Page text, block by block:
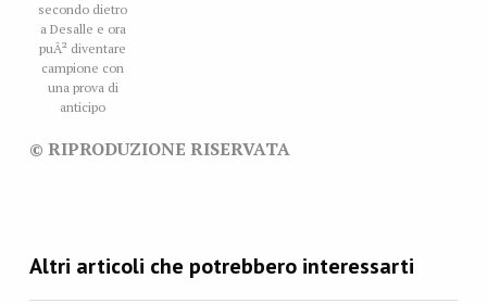
secondo dietro
a Desalle e ora
puÃ² diventare
campione con
una prova di
anticipo
© RIPRODUZIONE RISERVATA